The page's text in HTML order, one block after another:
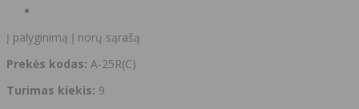
Į palyginimą Į norų sąrašą
Prekės kodas: A-25R(C)
Turimas kiekis: 9